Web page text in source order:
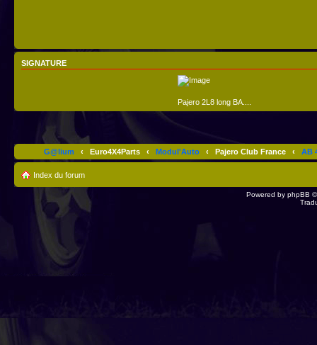
SIGNATURE
Pajero 2L8 long BA....
G@lium ‹ Euro4X4Parts ‹ Modul'Auto ‹ Pajero Club France ‹ AB
Index du forum
Powered by phpBB